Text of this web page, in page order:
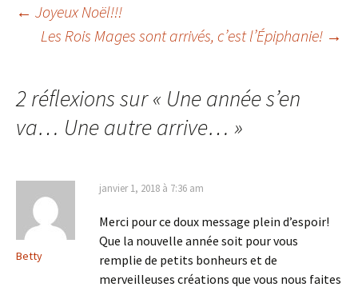
Navigation
articles
← Joyeux Noël!!!
Les Rois Mages sont arrivés, c’est l’Épiphanie! →
2 réflexions sur « Une année s’en
va… Une autre arrive… »
Betty
janvier 1, 2018 à 7:36 am
Merci pour ce doux message plein d’espoir!
Que la nouvelle année soit pour vous
remplie de petits bonheurs et de
merveilleuses créations que vous nous faites